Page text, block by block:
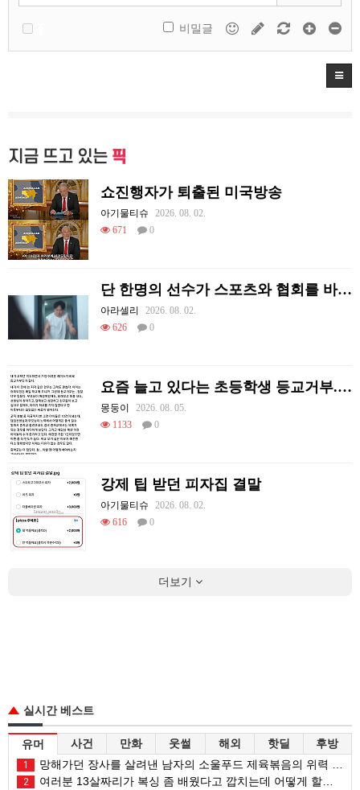
비밀글
지금 뜨고 있는 픽
쇼진행자가 퇴출된 미국방송
아기물티슈
2026. 08. 02.
671
0
단 한명의 선수가 스포츠와 협회를 바꿔 버린 사례.jpg
아라셀리
2026. 08. 02.
626
0
요즘 늘고 있다는 초등학생 등교거부.jpg
몽둥이
2026. 08. 05.
1133
0
강제 팁 받던 피자집 결말
아기물티슈
2026. 08. 02.
616
0
더보기
실시간 베스트
유머 사건 만화 웃썰 해외 핫딜 후방
1 망해가던 장사를 살려낸 남자의 소울푸드 제육볶음의 위력 ㅋㅋ
2 여러분 13살짜리가 복싱 좀 배웠다고 깝치는데 어떻게 할까요?